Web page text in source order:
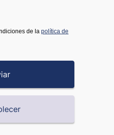
de la política de